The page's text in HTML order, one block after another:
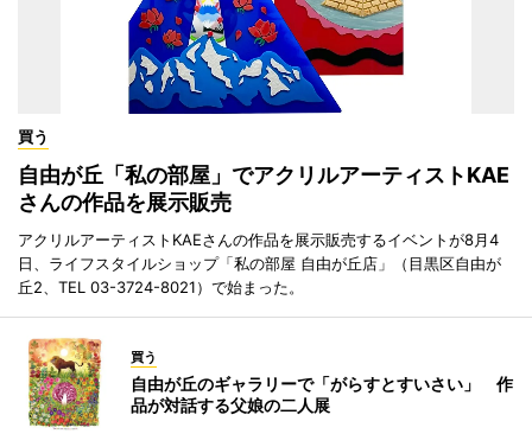
買う
自由が丘「私の部屋」でアクリルアーティストKAE
さんの作品を展示販売
アクリルアーティストKAEさんの作品を展示販売するイベントが8月4
日、ライフスタイルショップ「私の部屋 自由が丘店」（目黒区自由が
丘2、TEL 03-3724-8021）で始まった。
買う
自由が丘のギャラリーで「がらすとすいさい」 作
品が対話する父娘の二人展